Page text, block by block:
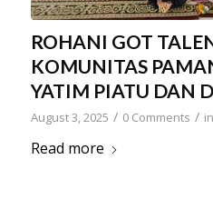
ROHANI GOT
KOMUNITAS
YATIM PIATU DAN
August 3, 2025 / 0 Comments / in
Read more